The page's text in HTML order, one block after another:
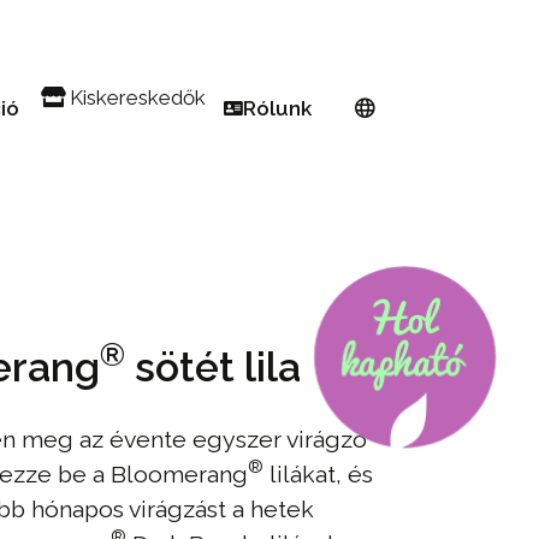
könnyen elkészítve
101
Kiskereskedők Rólunk
Legyen nagykövet
® sötét lila
meg az évente egyszer virágzó
be a Bloomerang® lilákat, és
hónapos virágzást a hetek